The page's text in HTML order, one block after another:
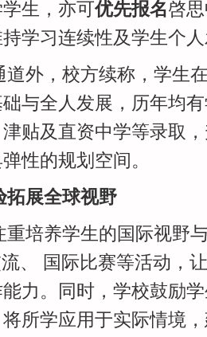
生，亦可优先报名啓
学习连续性及学生个
道外，校方续称，学生
与全人发展，历年均
贴及直资中学等录取
性的规划空间。
拓展全球视野
重培养学生的国际视野
、 国际比赛等活动，
力。同时，学校鼓励
所学应用于实际情境